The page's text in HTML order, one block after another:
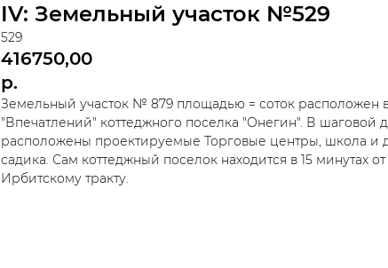
IV: Земельный участок №529
529
416750,00
р.
Земельный участок № 879 площадью = соток расположен
"Впечатлений" коттеджного поселка "Онегин". В шаговой
расположены проектируемые Торговые центры, школа и
садика. Сам коттеджный поселок находится в 15 минутах
Ирбитскому тракту.